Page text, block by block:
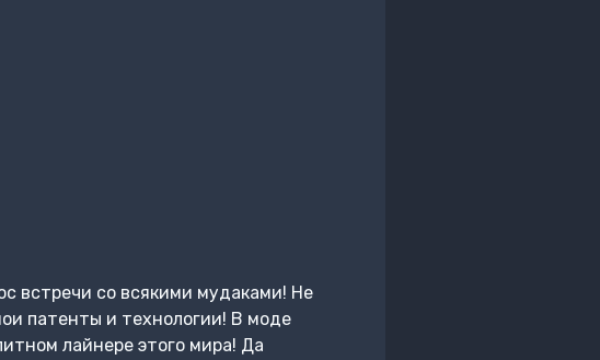
встречи со всякими мудаками! Не
патенты и технологии! В моде
лайнере этого мира! Да